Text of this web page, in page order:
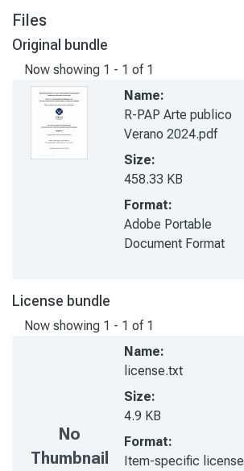
Files
Original bundle
Now showing 1 - 1 of 1
Name:
R-PAP Arte publico
Verano 2024.pdf
Size:
458.33 KB
Format:
Adobe Portable
Document Format
License bundle
Now showing 1 - 1 of 1
No
Thumbnail
Name:
license.txt
Size:
4.9 KB
Format:
Item-specific license